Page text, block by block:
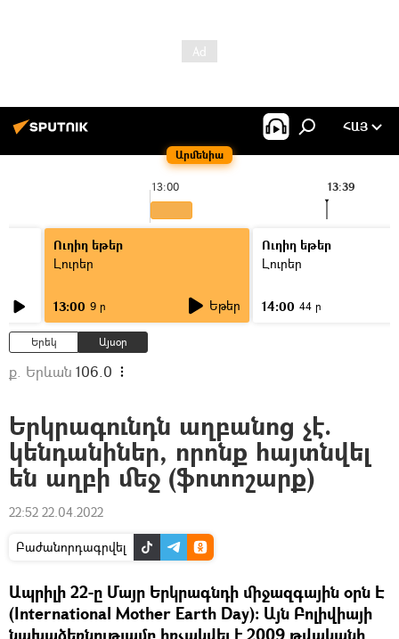
Արմենիա
ՀԱՅ
13:00 13:39
Ուղիղ եթեր
Լուրեր
13:00 9 ր Եթեր
Ուղիղ եթեր
Լուրեր
14:00 44 ր
Երեկ Այսօր
ք. Երևան 106.0
Երկրագունդն աղբանոց չէ.
կենդանիներ, որոնք հայտնվել
են աղբի մեջ (ֆոտոշարք)
22:52 22.04.2022
Բաժանորդագրվել
Ապրիլի 22-ը Մայր Երկրագնդի միջազգային օրն Է
(International Mother Earth Day): Այն Բոլիվիայի